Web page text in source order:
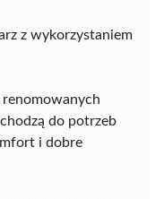
z wykorzystaniem
renomowanych
do potrzeb
i dobre